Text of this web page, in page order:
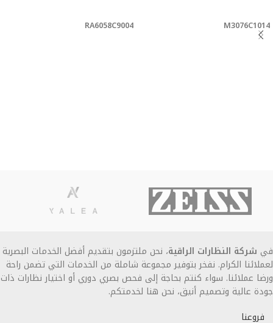
M3076C1014
RA6058C9004
في شركة النظارات الراقية، نحن ملتزمون بتقديم أفضل الخدمات البصرية
لعملائنا الكرام. نفخر بتوفير مجموعة شاملة من الخدمات التي تضمن راحة
ورضا عملائنا. سواء كنتم بحاجة إلى فحص بصري دوري أو اختيار نظارات ذات
جودة عالية وتصميم أنيق، نحن هنا لخدمتكم.
فروعنا